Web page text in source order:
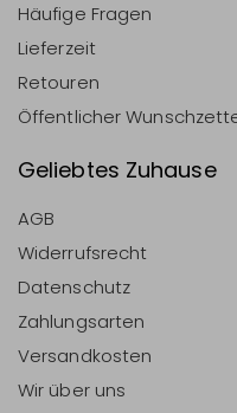
Häufige Fragen
Lieferzeit
Retouren
Öffentlicher
Geliebtes Zuhause
AGB
Widerrufsrecht
Datenschutz
Zahlungsarten
Versandkosten
Wir über uns